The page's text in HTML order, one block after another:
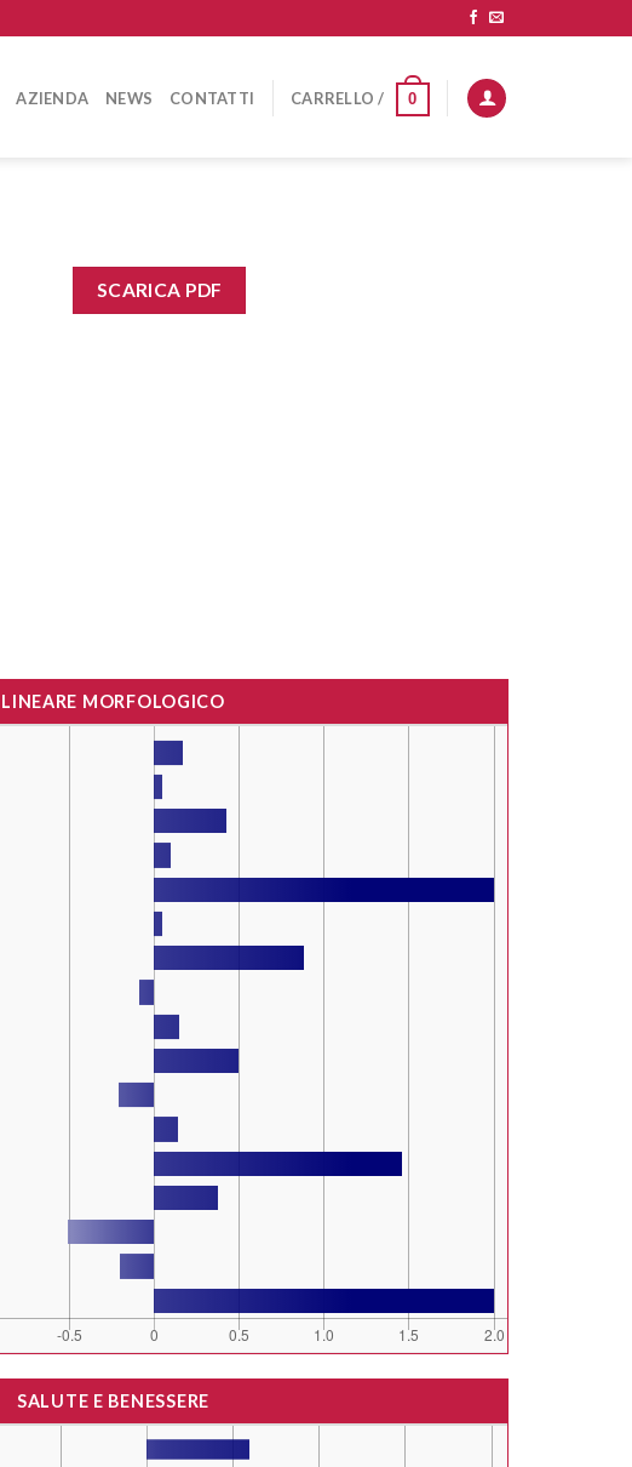
AZIENDA NEWS CONTATTI CARRELLO / 0
SCARICA PDF
LINEARE MORFOLOGICO
SALUTE E BENESSERE